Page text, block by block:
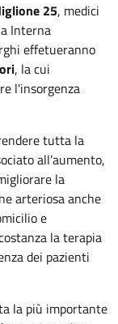
25, medici
Interna
effetueranno
, la cui
l'insorgenza
tutta la
all’aumento,
la
arteriosa anche
e
la terapia
dei pazienti
la più importante